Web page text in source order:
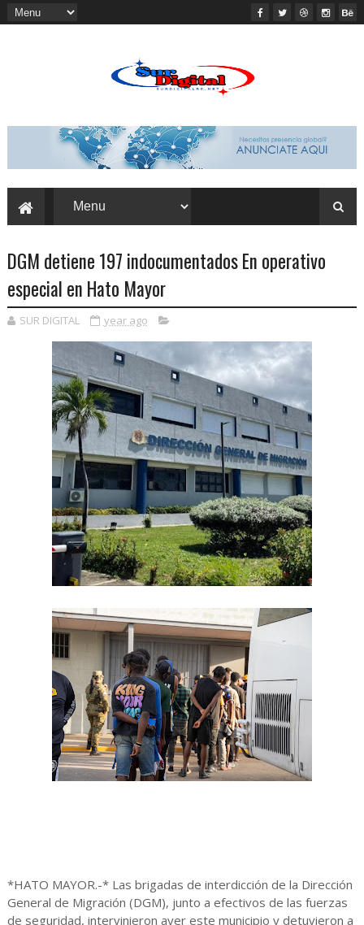
DGM detiene 197 indocumentados En operativo
especial en Hato Mayor
SUR DIGITAL year ago
*HATO MAYOR.-* Las brigadas de interdicción de la Dirección
General de Migración (DGM), junto a efectivos de las fuerzas
de seguridad, intervinieron ayer este municipio y detuvieron a